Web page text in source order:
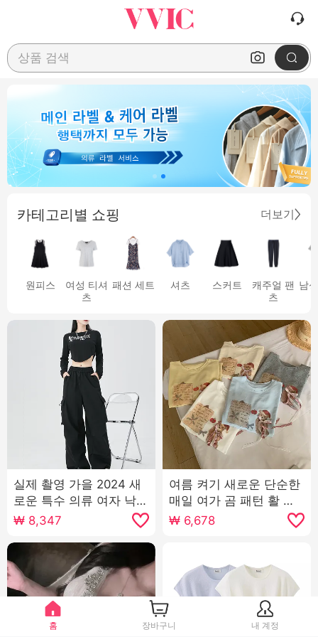
상품 검색
카테고리별 쇼핑 더보기
원피스
여성 티셔
츠
패션 세트 셔츠 스커트
캐주얼 팬
츠
남
실제 촬영 가을 2024 새
로운 특수 의류 여자 낙하
산 여가 와이드 레깅스 바
지 높은 허리 미국인 작은
남자 스포츠 바지
₩ 8,347
여름 켜기 새로운 단순한
매일 여가 곰 패턴 활 느
슨한 틈새 시장 짧은 소매
티셔츠 한국어 버전 뜨개
₩ 6,678
홈 장바구니 내 계정